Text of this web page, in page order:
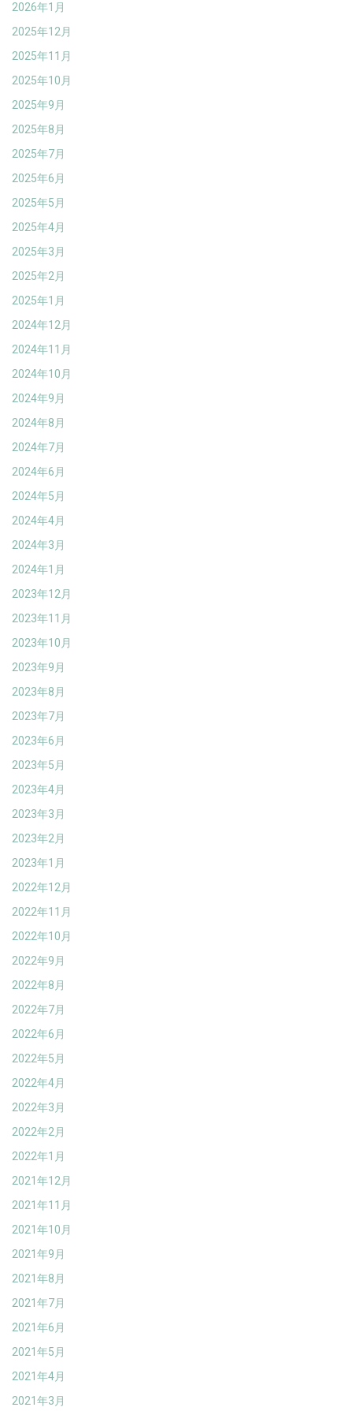
2026年1月
2025年12月
2025年11月
2025年10月
2025年9月
2025年8月
2025年7月
2025年6月
2025年5月
2025年4月
2025年3月
2025年2月
2025年1月
2024年12月
2024年11月
2024年10月
2024年9月
2024年8月
2024年7月
2024年6月
2024年5月
2024年4月
2024年3月
2024年1月
2023年12月
2023年11月
2023年10月
2023年9月
2023年8月
2023年7月
2023年6月
2023年5月
2023年4月
2023年3月
2023年2月
2023年1月
2022年12月
2022年11月
2022年10月
2022年9月
2022年8月
2022年7月
2022年6月
2022年5月
2022年4月
2022年3月
2022年2月
2022年1月
2021年12月
2021年11月
2021年10月
2021年9月
2021年8月
2021年7月
2021年6月
2021年5月
2021年4月
2021年3月